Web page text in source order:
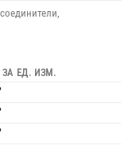
,
ЗА ЕД. ИЗМ.